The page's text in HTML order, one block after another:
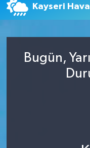
Kayseri
Bugün,
Süper Lig Puan
Son Dakika